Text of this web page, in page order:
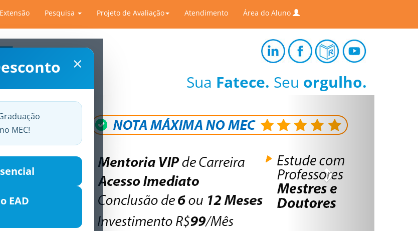
Extensão Pesquisa Projeto de Avaliação Atendimento Área do Aluno
×
MEC!
EAD
Sua Fatece. Seu orgulho.